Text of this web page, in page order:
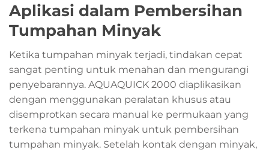
Aplikasi dalam Pembersihan
Tumpahan Minyak
Ketika tumpahan minyak terjadi, tindakan cepat
sangat penting untuk menahan dan mengurangi
penyebarannya. AQUAQUICK 2000 diaplikasikan
dengan menggunakan peralatan khusus atau
disemprotkan secara manual ke permukaan yang
terkena tumpahan minyak untuk pembersihan
tumpahan minyak. Setelah kontak dengan minyak,